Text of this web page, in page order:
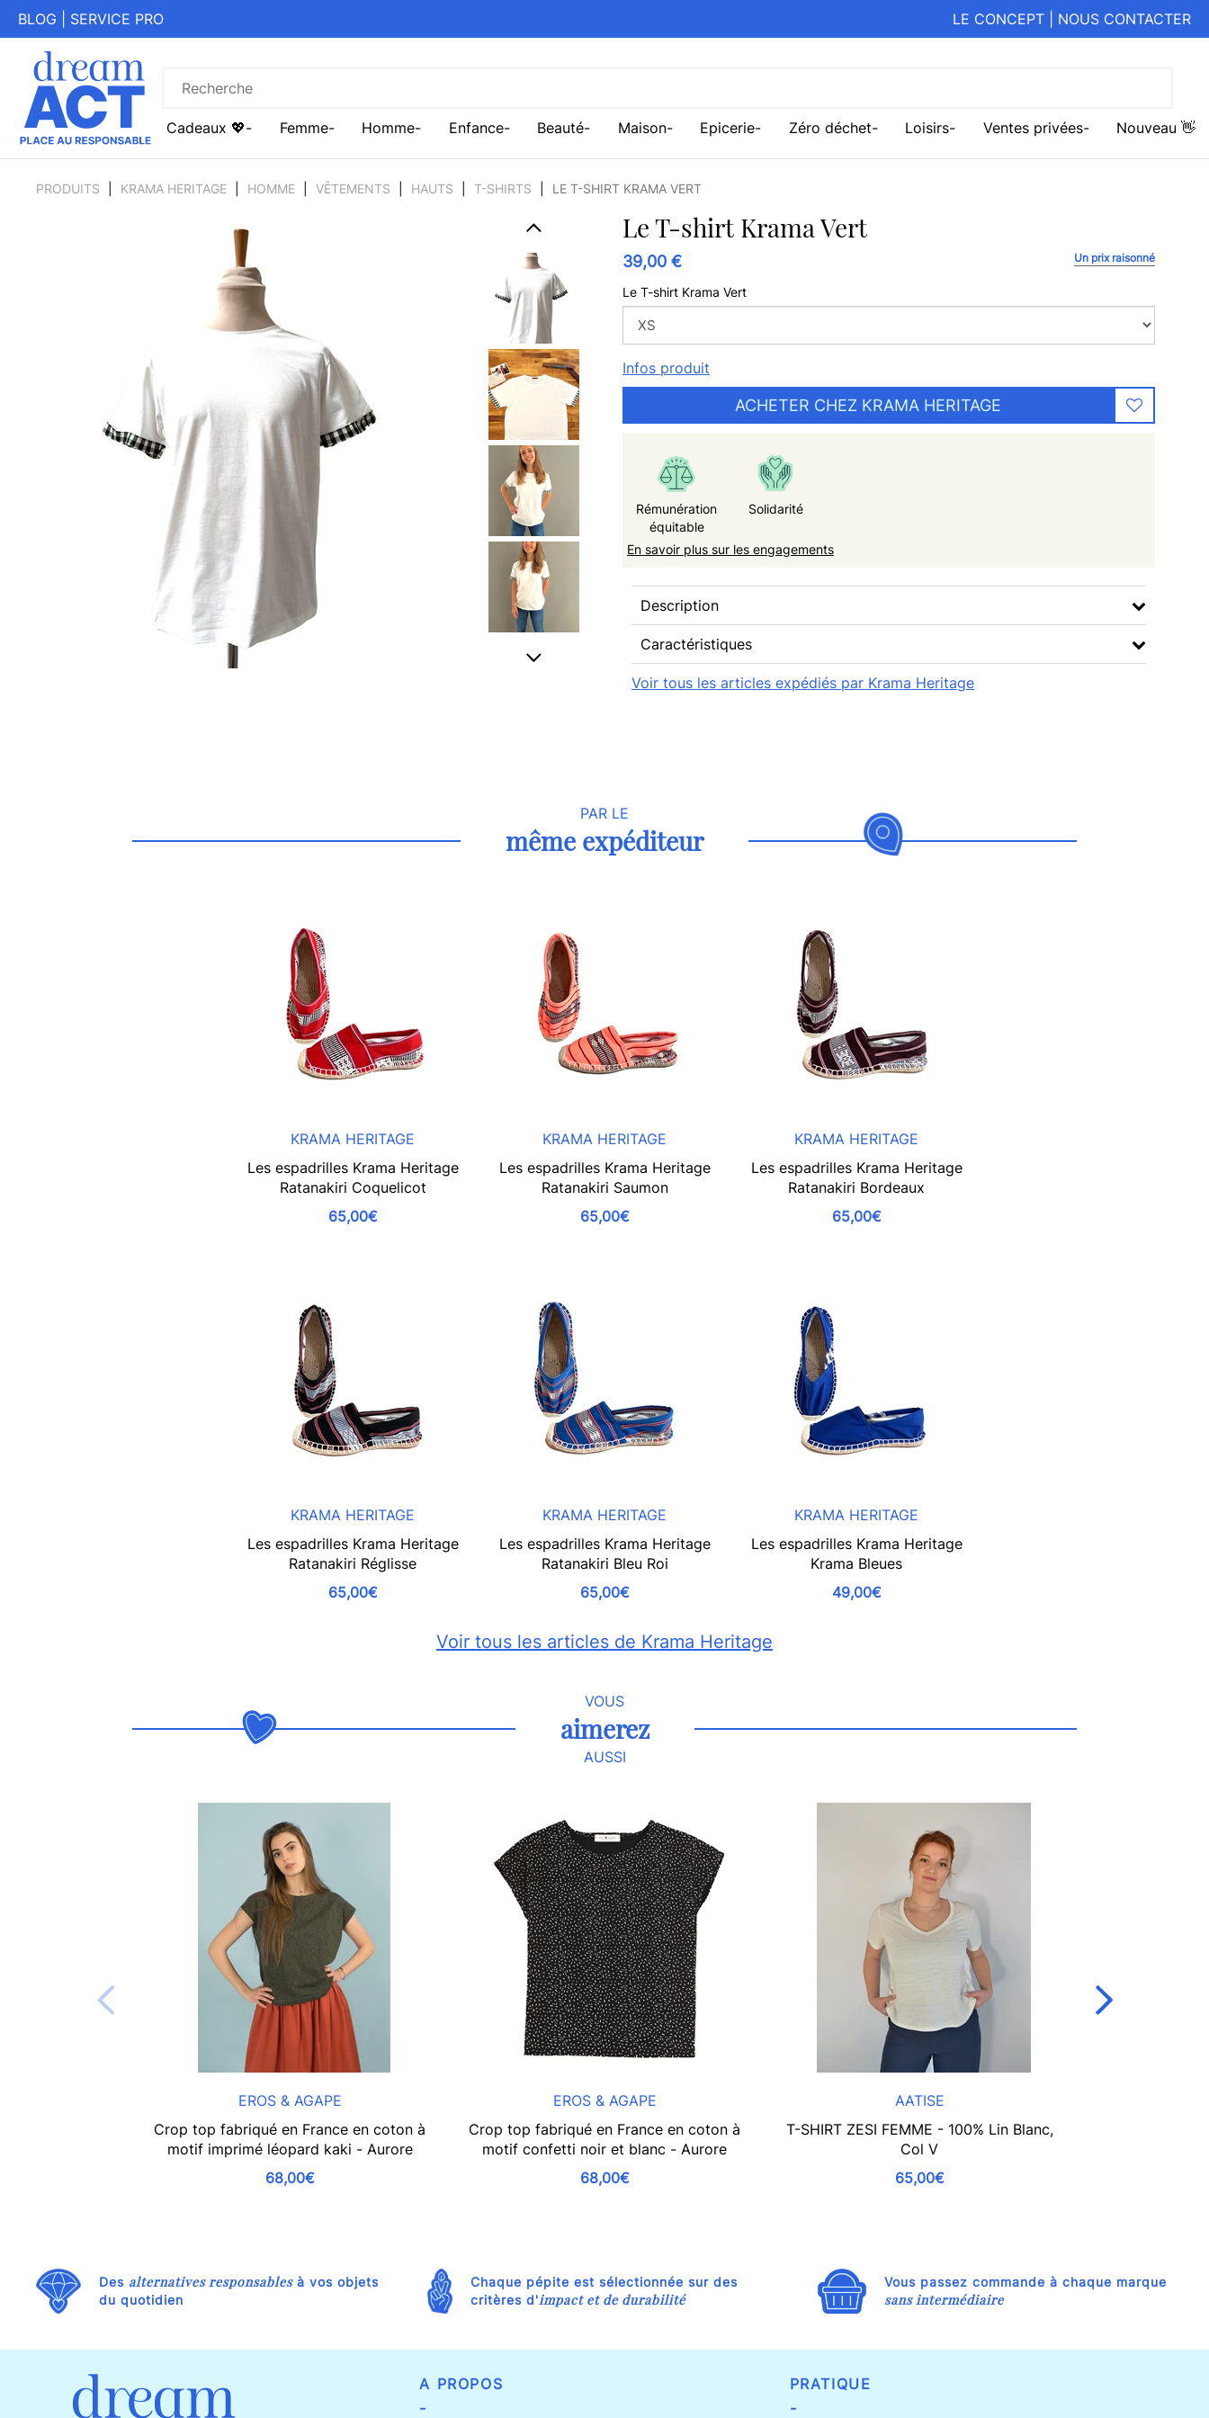
BLOG SERVICE PRO LE CONCEPT NOUS CONTACTER
Cadeaux 💖 Femme Homme Enfance Beauté Maison Epicerie Zéro déchet Loisirs Ventes privées Nouveau 👋
PRODUITS KRAMA HERITAGE HOMME VÊTEMENTS HAUTS T-SHIRTS LE T-SHIRT KRAMA VERT
Le T-shirt Krama Vert
39,00 € Un prix raisonné
Le T-shirt Krama Vert
Infos produit
ACHETER CHEZ KRAMA HERITAGE
Rémunération
équitable
Solidarité
En savoir plus sur les engagements
Description
Caractéristiques
Voir tous les articles expédiés par Krama Heritage
PAR LE
même expéditeur
KRAMA HERITAGE
Les espadrilles Krama Heritage
Ratanakiri Coquelicot
65,00€
KRAMA HERITAGE
Les espadrilles Krama Heritage
Ratanakiri Saumon
65,00€
KRAMA HERITAGE
Les espadrilles Krama Heritage
Ratanakiri Bordeaux
65,00€
KRAMA HERITAGE
Les espadrilles Krama Heritage
Ratanakiri Réglisse
65,00€
KRAMA HERITAGE
Les espadrilles Krama Heritage
Ratanakiri Bleu Roi
65,00€
KRAMA HERITAGE
Les espadrilles Krama Heritage
Krama Bleues
49,00€
Voir tous les articles de Krama Heritage
VOUS
aimerez
AUSSI
EROS & AGAPE
Crop top fabriqué en France en coton à
motif imprimé léopard kaki - Aurore
68,00€
EROS & AGAPE
Crop top fabriqué en France en coton à
motif confetti noir et blanc - Aurore
68,00€
AATISE
T-SHIRT ZESI FEMME - 100% Lin Blanc,
Col V
65,00€
Des alternatives responsablesà vos objets
du quotidien
Chaque pépite est sélectionnée sur des
critères d'impact et de durabilité
Vous passez commande à chaque marque
sans intermédiaire
A PROPOS
-
PRATIQUE
-